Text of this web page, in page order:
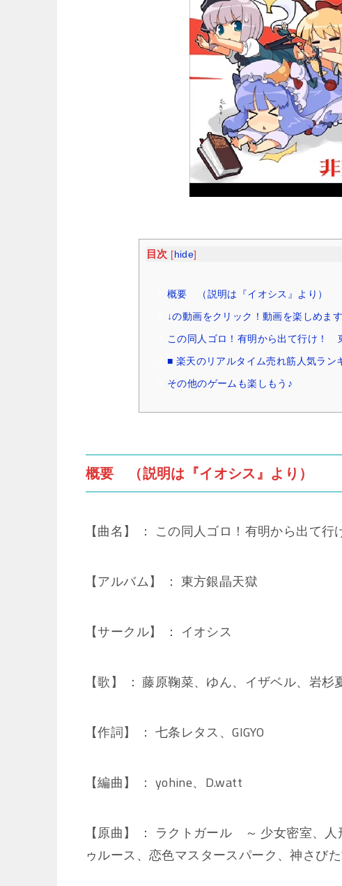
目次 [hide]
概要 （説明は『イオシス』より）
↓の動画をクリック！動画を楽しめま
この同人ゴロ！有明から出て行け！
■ 楽天のリアルタイム売れ筋人気ラン
その他のゲームも楽しもう♪
概要 （説明は『イオシス』より）
【曲名】 ： この同人ゴロ！有明から出て行
【アルバム】 ： 東方銀晶天獄
【サークル】 ： イオシス
【歌】 ： 藤原鞠菜、ゆん、イザベル、岩
【作詞】 ： 七条レタス、GIGYO
【編曲】 ： yohine、D.watt
【原曲】 ： ラクトガール ～ 少女密室、
ゥルース、恋色マスタースパーク、神さび